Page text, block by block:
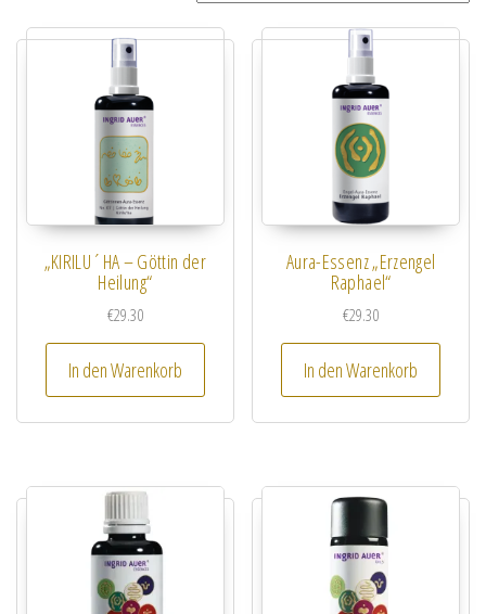
„KIRILU´HA – Göttin der
Heilung“
€29.30
In den Warenkorb
Aura-Essenz „Erzengel
Raphael“
€29.30
In den Warenkorb